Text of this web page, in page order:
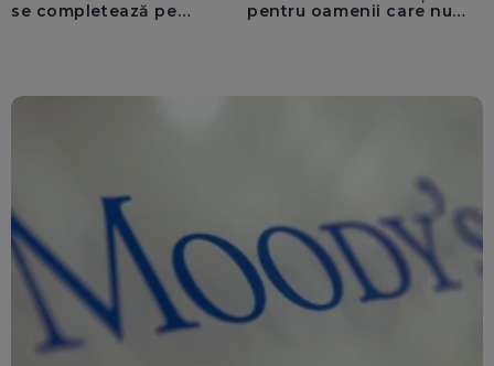
se completează pe
pentru oamenii care nu